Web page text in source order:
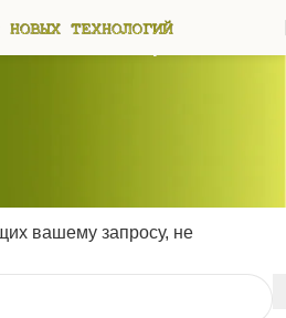
вашему запросу, не